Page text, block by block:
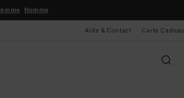
Homme
Aide & Contact Carte Cadeau